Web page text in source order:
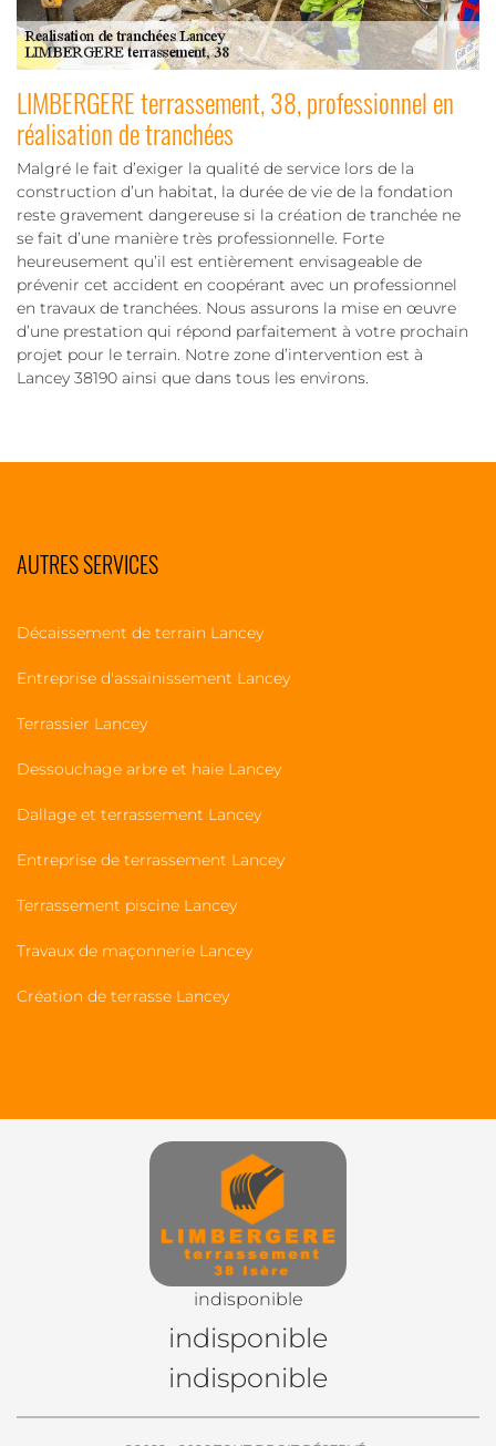
LIMBERGERE terrassement, 38, professionnel en
réalisation de tranchées
Malgré le fait d’exiger la qualité de service lors de la
construction d’un habitat, la durée de vie de la fondation
reste gravement dangereuse si la création de tranchée ne
se fait d’une manière très professionnelle. Forte
heureusement qu’il est entièrement envisageable de
prévenir cet accident en coopérant avec un professionnel
en travaux de tranchées. Nous assurons la mise en œuvre
d’une prestation qui répond parfaitement à votre prochain
projet pour le terrain. Notre zone d’intervention est à
Lancey 38190 ainsi que dans tous les environs.
AUTRES SERVICES
Décaissement de terrain Lancey
Entreprise d'assainissement Lancey
Terrassier Lancey
Dessouchage arbre et haie Lancey
Dallage et terrassement Lancey
Entreprise de terrassement Lancey
Terrassement piscine Lancey
Travaux de maçonnerie Lancey
Création de terrasse Lancey
indisponible
indisponible
indisponible